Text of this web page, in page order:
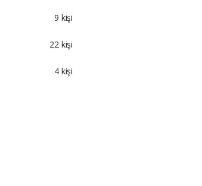
9 kişi
22 kişi
4 kişi